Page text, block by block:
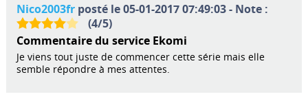
Nico2003frposté le 05-01-2017 07:49:03 - Note :
(4/5)
Commentaire du service Ekomi
Je viens tout juste de commencer cette série mais elle
semble répondre à mes attentes.